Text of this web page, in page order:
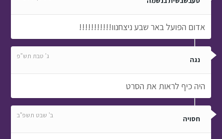
אדום הפועל באר שבע ניצחנוו!!!!!!!!!!!
נגה ג' טבת תש"פ
היה כיף לראות את הסרט
חסויה ב' שבט תשפ"ב